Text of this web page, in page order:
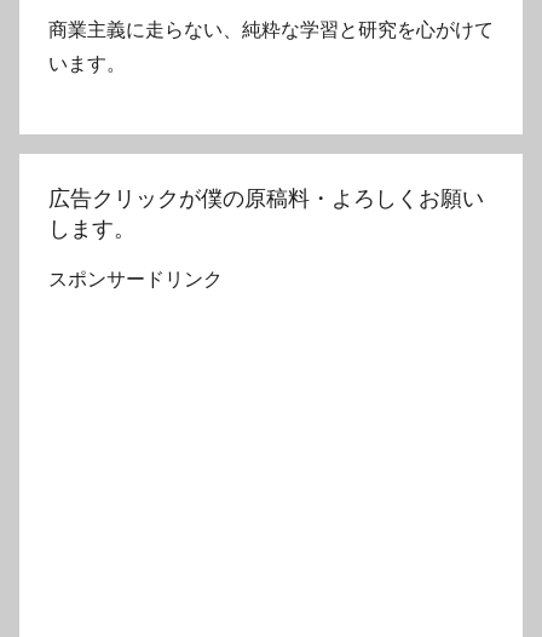
商業主義に走らない、純粋な学習と研究を心がけて
います。
広告クリックが僕の原稿料・よろしくお願い
します。
スポンサードリンク